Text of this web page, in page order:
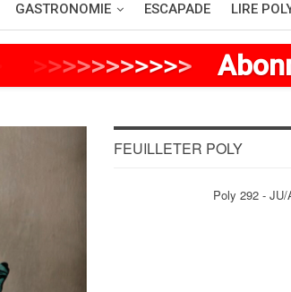
GASTRONOMIE ESCAPADE LIRE
>>>>>>> >>>
FEUILLETER POLY
Poly 292 - JU/